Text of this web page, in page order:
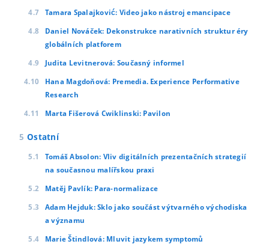
Tamara Spalajković: Video jako nástroj emancipace
Daniel Nováček: Dekonstrukce narativních struktur éry
globálních platforem
Judita Levitnerová: Současný informel
Hana Magdoňová: Premedia. Experience Performative
Research
Marta Fišerová Cwiklinski: Pavilon
Ostatní
Tomáš Absolon: Vliv digitálních prezentačních strategií
na současnou malířskou praxi
Matěj Pavlík: Para-normalizace
Adam Hejduk: Sklo jako součást výtvarného východiska
a významu
Marie Štindlová: Mluvit jazykem symptomů